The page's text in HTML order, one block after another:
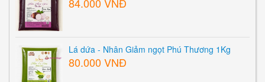
Lá dứa - Nhân Giảm ngọt Phú Thương 1Kg
80.000 VNĐ